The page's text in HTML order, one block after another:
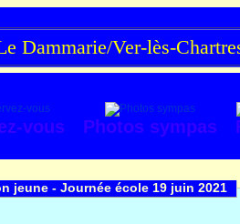
Dammarie/Ver-lès-
vous Photos sympas
jeune - Journée école 19 juin 2021